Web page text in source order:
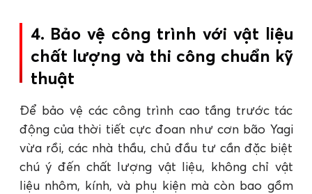
4. Bảo vệ công trình với vật liệu
chất lượng và thi công chuẩn kỹ
thuật
Để bảo vệ các công trình cao tầng trước tác
động của thời tiết cực đoan như cơn bão Yagi
vừa rồi, các nhà thầu, chủ đầu tư cần đặc biệt
chú ý đến chất lượng vật liệu, không chỉ vật
liệu nhôm, kính, và phụ kiện mà còn bao gồm